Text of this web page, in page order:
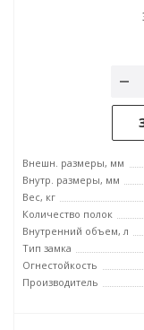
Внешн. размеры, мм
Внутр. размеры, мм
Вес, кг
Количество полок
Внутренний объем, л
Тип замка
Огнестойкость
Производитель